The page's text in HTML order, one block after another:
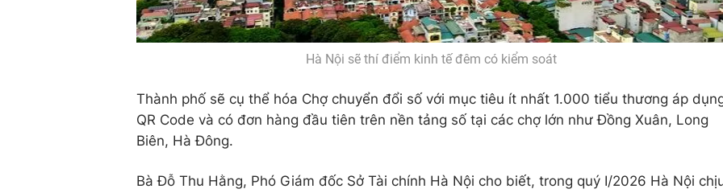
Hà Nội sẽ thí điểm kinh tế đêm có kiểm soát
Thành phố sẽ cụ thể hóa Chợ chuyển đổi số với mục tiêu ít nhất 1.000 tiểu thương áp
QR Code và có đơn hàng đầu tiên trên nền tảng số tại các chợ lớn như Đồng Xuân, Long
Biên, Hà Đông.
Bà Đỗ Thu Hằng, Phó Giám đốc Sở Tài chính Hà Nội cho biết, trong quý I/2026 Hà Nội